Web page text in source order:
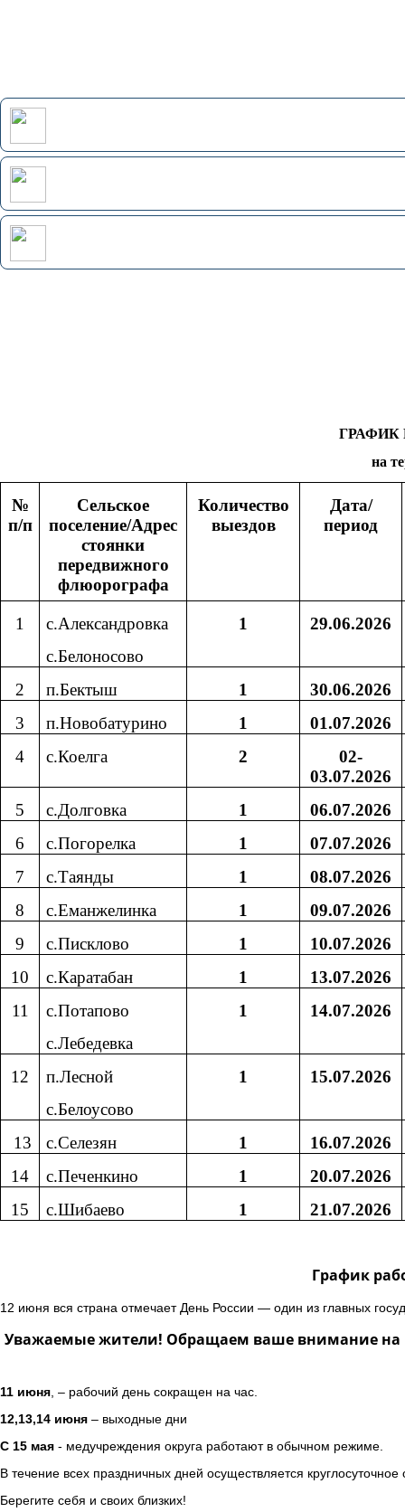
на
№
п/п
Сельское
поселение/Адрес
стоянки
передвижного
флюорографа
Количество
выездов
Дата/
период
1
с.Александровка
с.Белоносово
1 29.06.2026
2 п.Бектыш 1
30.06.2026
3
п.Новобатурино 1
01.07.2026
4
с.Коелга 2
02-
03.07.2026
5
с.Долговка 1
06.07.2026
6
с.Погорелка 1
07.07.2026
7
с.Таянды 1
08.07.2026
8
с.Еманжелинка 1
09.07.2026
9
с.Писклово 1
10.07.2026
10
с.Каратабан 1
13.07.2026
11
с.Потапово
с.Лебедевка
1 14.07.2026
12
п.Лесной
с.Белоусово
1 15.07.2026
13 с.Селезян 1
16.07.2026
14
с.Печенкино 1
20.07.2026
15
с.Шибаево 1 21.07.2026
График
12 июня вся страна отмечает День России — один из главных
Уважаемые жители! Обращаем ваше внимание на
11 июня , – рабочий день сокращен на час.
12,13,14 июня – выходные дни
С 15 мая - медучреждения округа работают в обычном режиме.
В течение всех праздничных дней осуществляется
Берегите себя и своих близких!